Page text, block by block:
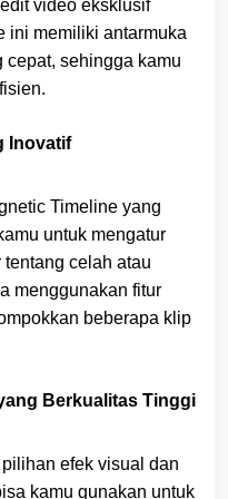
video eksklusif
ini memiliki antarmuka
cepat, sehingga kamu
Inovatif
Timeline yang
untuk mengatur
celah atau
menggunakan fitur
beberapa klip
Berkualitas Tinggi
efek visual dan
kamu gunakan untuk